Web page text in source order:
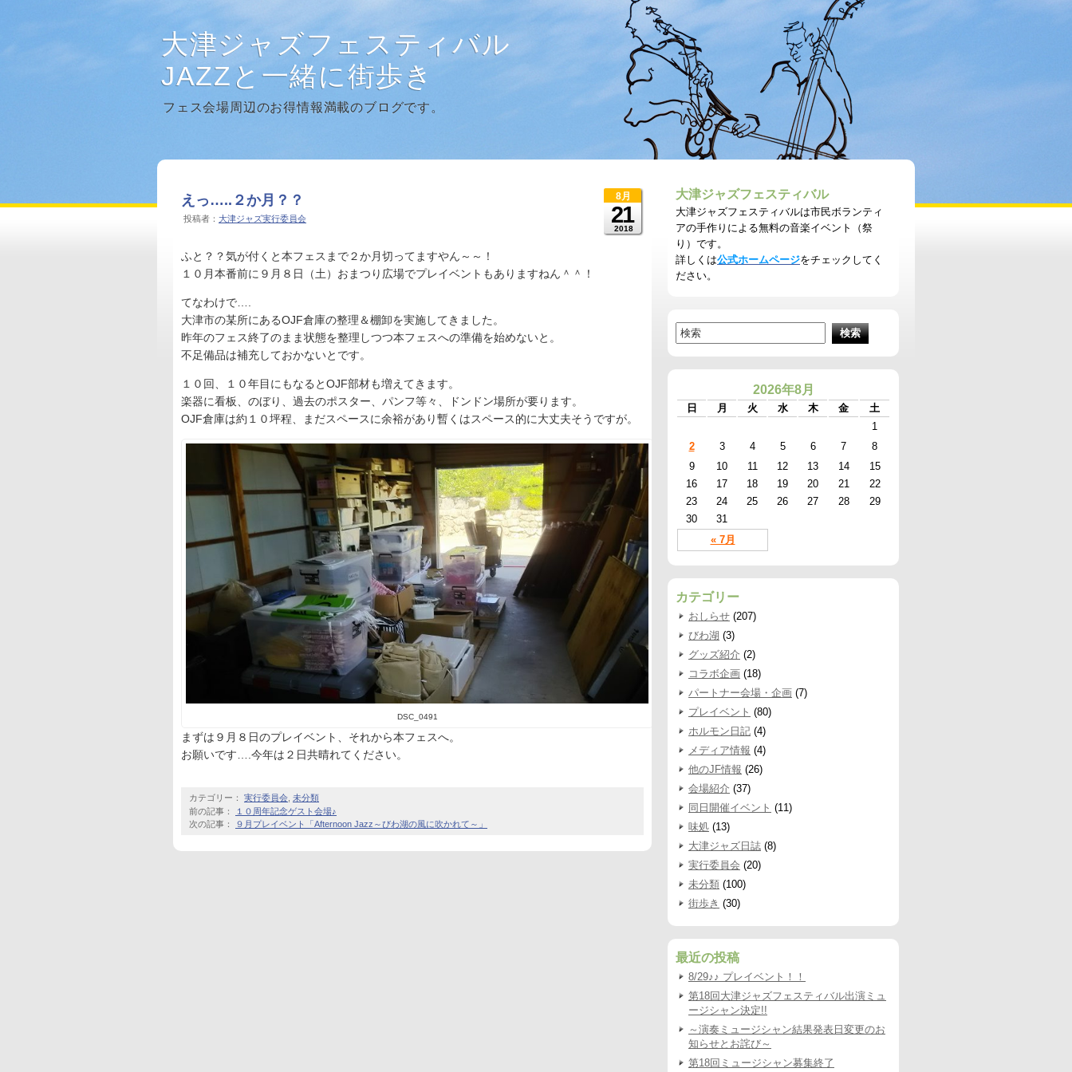
大津ジャズフェスティバル
JAZZと一緒に街歩き
フェス会場周辺のお得情報満載のブログです。
8月
21
2018
えっ…..２か月？？
投稿者： 大津ジャズ実行委員会
ふと？？気が付くと本フェスまで２か月切ってますやん～～！
１０月本番前に９月８日（土）おまつり広場でプレイベントもありますねん＾＾！
てなわけで….
大津市の某所にあるOJF倉庫の整理＆棚卸を実施してきました。
昨年のフェス終了のまま状態を整理しつつ本フェスへの準備を始めないと。
不足備品は補充しておかないとです。
１０回、１０年目にもなるとOJF部材も増えてきます。
楽器に看板、のぼり、過去のポスター、パンフ等々、ドンドン場所が要ります。
OJF倉庫は約１０坪程、まだスペースに余裕があり暫くはスペース的に大丈夫そうですが。
DSC_0491
まずは９月８日のプレイベント、それから本フェスへ。
お願いです….今年は２日共晴れてください。
カテゴリー： 実行委員会 未分類
前の記事：
１０周年記念ゲスト会場♪
次の記事：
９月プレイベント「Afternoon Jazz～びわ湖の風に吹かれて～」
大津ジャズフェスティバル
大津ジャズフェスティバルは市民ボランティ
アの手作りによる無料の音楽イベント（祭
り）です。
詳しくは公式ホームページをチェックしてく
ださい。
2026年8月
日 月 火 水 木 金 土
« 7月
1
2
3 4 5 6 7
8
9
10 11 12 13 14
15
16
17 18 19 20 21
22
23
24 25 26 27 28
29
30
31
カテゴリー
おしらせ (207)
びわ湖 (3)
グッズ紹介 (2)
コラボ企画 (18)
パートナー会場・企画 (7)
プレイベント (80)
ホルモン日記 (4)
メディア情報 (4)
他のJF情報 (26)
会場紹介 (37)
同日開催イベント (11)
味処 (13)
大津ジャズ日誌 (8)
実行委員会 (20)
未分類 (100)
街歩き (30)
最近の投稿
8/29♪♪ プレイベント！！
第18回大津ジャズフェスティバル出演ミュ
ージシャン決定!!
～演奏ミュージシャン結果発表日変更のお
知らせとお詫び～
第18回ミュージシャン募集終了